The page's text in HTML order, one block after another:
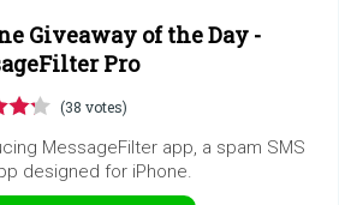
Giveaway of the Day -
Pro
(38 votes)
MessageFilter app, a spam SMS
designed for iPhone.